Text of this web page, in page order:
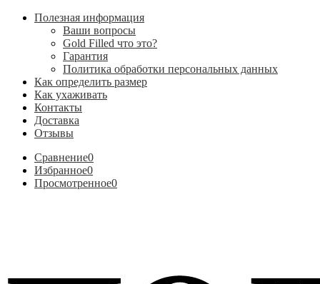
Полезная информация
Ваши вопросы
Gold Filled что это?
Гарантия
Политика обработки персональных данных
Как определить размер
Как ухаживать
Контакты
Доставка
Отзывы
Сравнение0
Избранное0
Просмотренное0